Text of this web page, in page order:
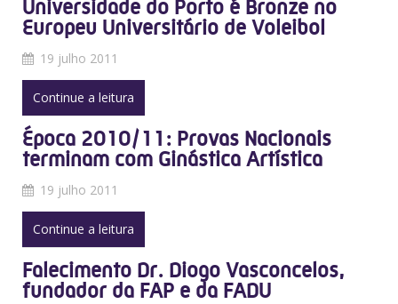
Universidade do Porto é Bronze no
Europeu Universitário de Voleibol
19 julho 2011
Continue a leitura
Época 2010/11: Provas Nacionais
terminam com Ginástica Artística
19 julho 2011
Continue a leitura
Falecimento Dr. Diogo Vasconcelos,
fundador da FAP e da FADU